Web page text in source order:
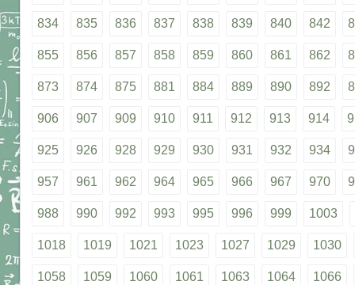
834 835 836 837 838 839 840 842
855 856 857 858 859 860 861 862
873 874 875 881 884 889 890 892
906 907 909 910 911 912 913 914
925 926 928 929 930 931 932 934
957 961 962 964 965 966 967 970
988 990 992 993 995 996 999 1003
1018 1019 1021 1023 1027 1029 1030
1058 1059 1060 1061 1063 1064 1066